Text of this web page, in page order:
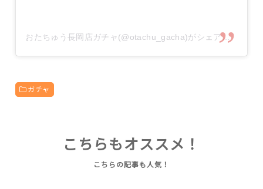
おたちゅう長岡店ガチャ(@otachu_gacha)がシェアした投稿
ガチャ
こちらもオススメ！